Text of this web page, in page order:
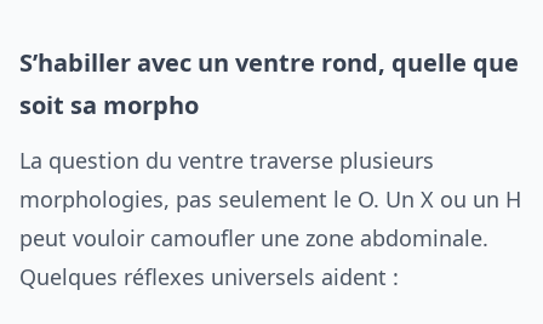
S’habiller avec un ventre rond, quelle que
soit sa morpho
La question du ventre traverse plusieurs
morphologies, pas seulement le O. Un X ou un H
peut vouloir camoufler une zone abdominale.
Quelques réflexes universels aident :